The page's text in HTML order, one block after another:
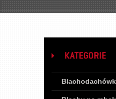
KATEGORIE